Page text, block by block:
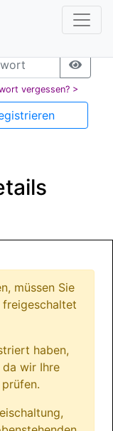
vergessen? >
müssen Sie
freigeschaltet
haben,
wir Ihre